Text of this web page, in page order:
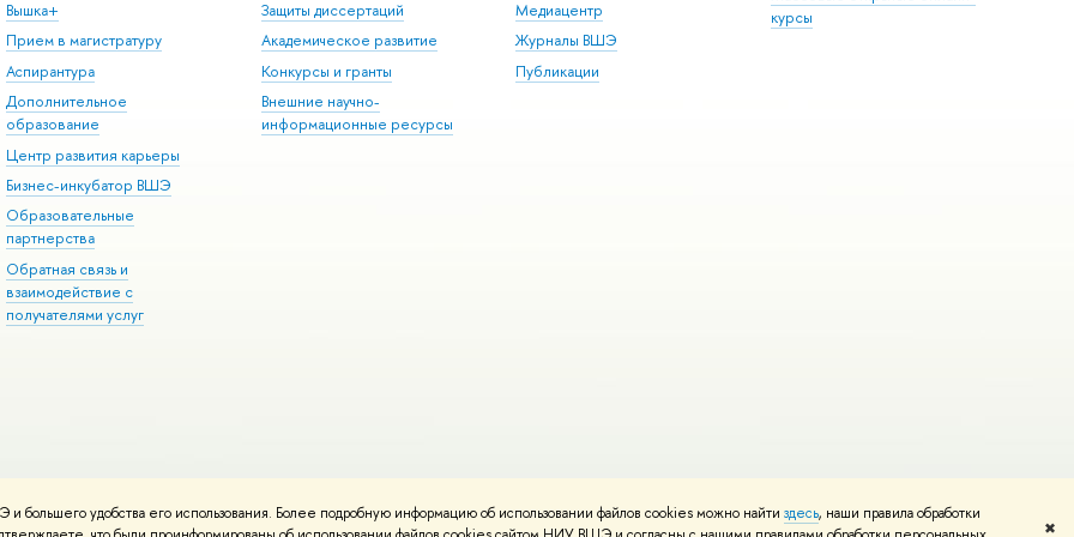
удобства его использования. Более подробную информацию об использовании файлов cookies можно найти здесь, наши правила обработки
✖
Вышка+
Прием в магистратуру
Аспирантура
Дополнительное
образование
Центр развития карьеры
Бизнес-инкубатор ВШЭ
Образовательные
партнерства
Обратная связь и
взаимодействие с
получателями услуг
Защиты диссертаций
Академическое развитие
Конкурсы и гранты
Внешние научно-
информационные ресурсы
Медиацентр
Журналы ВШЭ
Публикации
курсы
Редактору
Условия использования материалов Политика конфиденциальности Карта сайта